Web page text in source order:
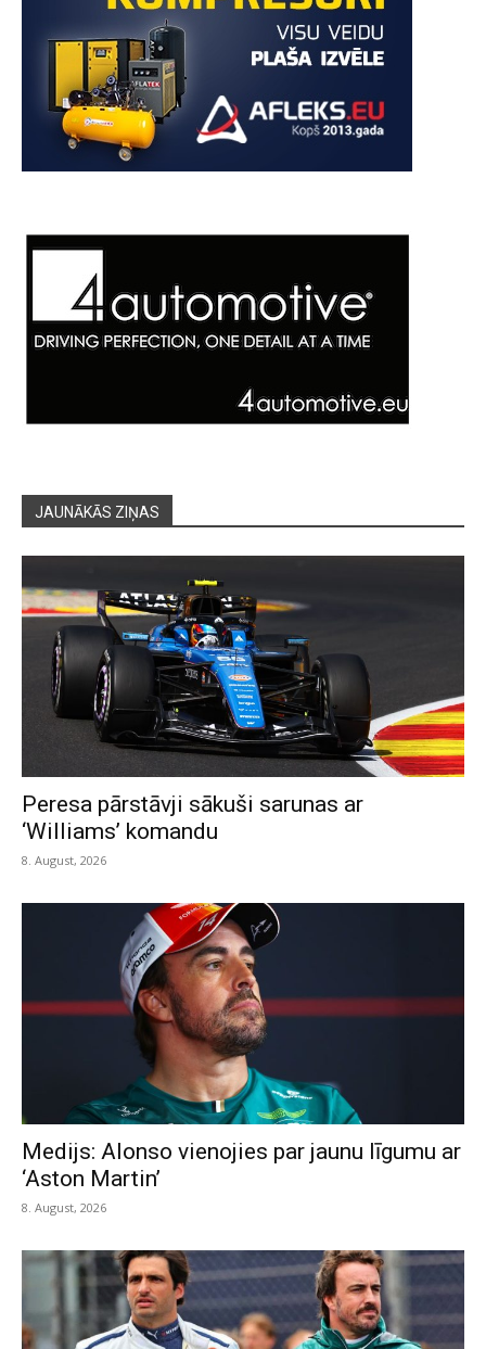
JAUNĀKĀS ZIŅAS
Peresa pārstāvji sākuši sarunas ar
‘Williams’ komandu
8. August, 2026
Medijs: Alonso vienojies par jaunu līgumu ar
‘Aston Martin’
8. August, 2026